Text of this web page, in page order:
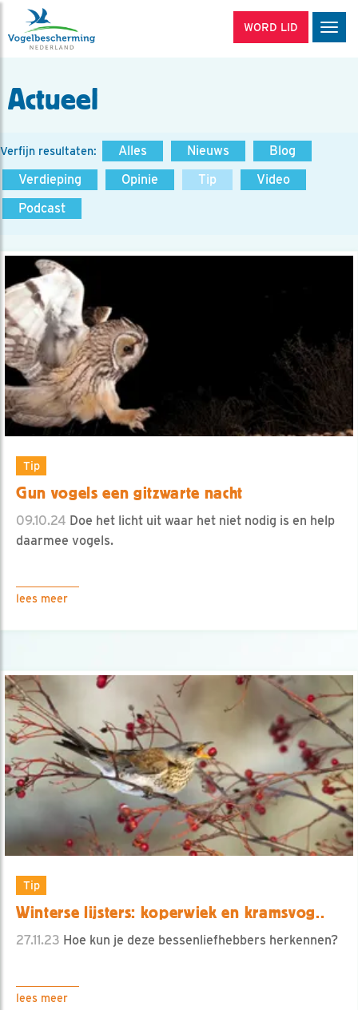
WORD LID
Actueel
Verfijn resultaten: Alles Nieuws
Blog
Verdieping
Opinie Tip
Video
Podcast
Tip
Gun vogels een gitzwarte nacht
09.10.24 Doe het licht uit waar het niet nodig is en help
daarmee vogels.
lees meer
Tip
Winterse lijsters: koperwiek en kramsvog..
27.11.23 Hoe kun je deze bessenliefhebbers herkennen?
lees meer